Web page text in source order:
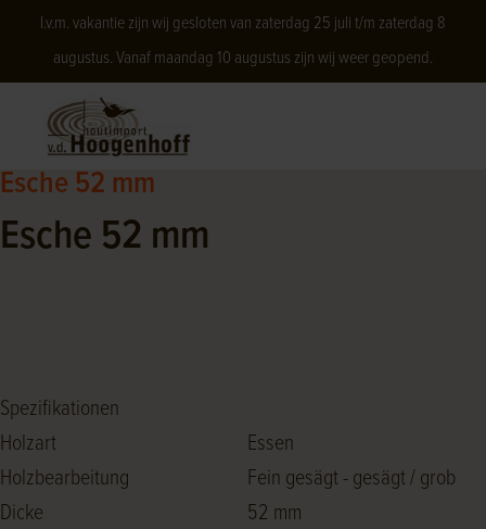
I.v.m. vakantie zijn wij gesloten van zaterdag 25 juli t/m zaterdag 8
augustus. Vanaf maandag 10 augustus zijn wij weer geopend.
Esche 52 mm
Esche 52 mm
Spezifikationen
Holzart
Essen
Holzbearbeitung
Fein gesägt - gesägt / grob
Dicke
52 mm